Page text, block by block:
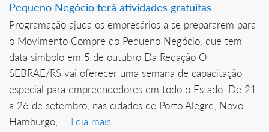
Pequeno Negócio terá atividades gratuitas
Programação ajuda os empresários a se prepararem para
o Movimento Compre do Pequeno Negócio, que tem
data símbolo em 5 de outubro Da Redação O
SEBRAE/RS vai oferecer uma semana de capacitação
especial para empreendedores em todo o Estado. De 21
a 26 de setembro, nas cidades de Porto Alegre, Novo
Hamburgo, ... Leia mais